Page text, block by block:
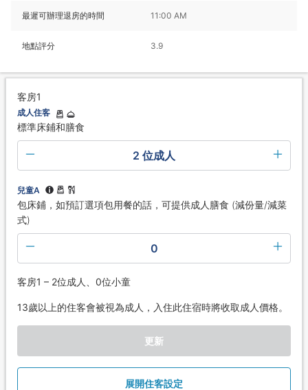
最遲可辦理退房的時間 11:00 AM
地點評分 3.9
客房1
成人住客
標準床鋪和膳食
2 位成人
兒童A
包床鋪，如預訂選項包用餐的話，可提供成人膳食 (減份量/減菜
式)
0
客房1 – 2位成人、0位小童
13歲以上的住客會被視為成人，入住此住宿時將收取成人價格。
更新
展開住客設定